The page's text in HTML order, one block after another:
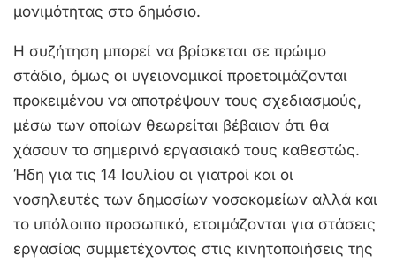
μονιμότητας στο δημόσιο.
Η συζήτηση μπορεί να βρίσκεται σε πρώιμο
στάδιο, όμως οι υγειονομικοί προετοιμάζονται
προκειμένου να αποτρέψουν τους σχεδιασμούς,
μέσω των οποίων θεωρείται βέβαιον ότι θα
χάσουν το σημερινό εργασιακό τους καθεστώς.
Ήδη για τις 14 Ιουλίου οι γιατροί και οι
νοσηλευτές των δημοσίων νοσοκομείων αλλά και
το υπόλοιπο προσωπικό, ετοιμάζονται για στάσεις
εργασίας συμμετέχοντας στις κινητοποιήσεις της